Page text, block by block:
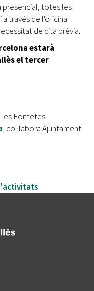
presencial, totes les
través de l'oficina
de cita prèvia.
estarà
el tercer
Fontetes
, col·labora Ajuntament